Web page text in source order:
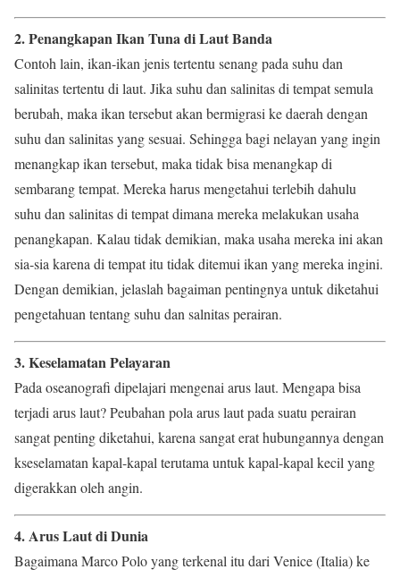
2. Penangkapan Ikan Tuna di Laut Banda
Contoh lain, ikan-ikan jenis tertentu senang pada suhu dan
salinitas tertentu di laut. Jika suhu dan salinitas di tempat semula
berubah, maka ikan tersebut akan bermigrasi ke daerah dengan
suhu dan salinitas yang sesuai. Sehingga bagi nelayan yang ingin
menangkap ikan tersebut, maka tidak bisa menangkap di
sembarang tempat. Mereka harus mengetahui terlebih dahulu
suhu dan salinitas di tempat dimana mereka melakukan usaha
penangkapan. Kalau tidak demikian, maka usaha mereka ini akan
sia-sia karena di tempat itu tidak ditemui ikan yang mereka ingini.
Dengan demikian, jelaslah bagaiman pentingnya untuk diketahui
pengetahuan tentang suhu dan salnitas perairan.
3. Keselamatan Pelayaran
Pada oseanografi dipelajari mengenai arus laut. Mengapa bisa
terjadi arus laut? Peubahan pola arus laut pada suatu perairan
sangat penting diketahui, karena sangat erat hubungannya dengan
kseselamatan kapal-kapal terutama untuk kapal-kapal kecil yang
digerakkan oleh angin.
4. Arus Laut di Dunia
Bagaimana Marco Polo yang terkenal itu dari Venice (Italia) ke